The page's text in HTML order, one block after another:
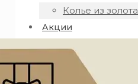
Колье из золота
Акции